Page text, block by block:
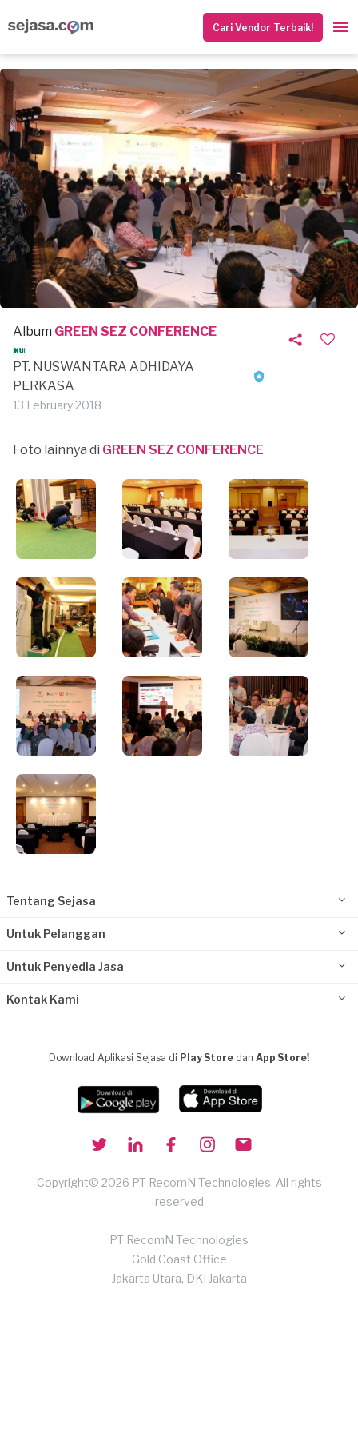
Cari Vendor Terbaik!
Album GREEN SEZ CONFERENCE
PT. NUSWANTARA ADHIDAYA
PERKASA
13 February 2018
Foto lainnya di GREEN SEZ CONFERENCE
Tentang Sejasa
Untuk Pelanggan
Untuk Penyedia Jasa
Kontak Kami
Download Aplikasi Sejasa di Play Store dan App Store!
Copyright© 2026 PT RecomN Technologies, All rights
reserved
PT RecomN Technologies
Gold Coast Office
Jakarta Utara, DKI Jakarta